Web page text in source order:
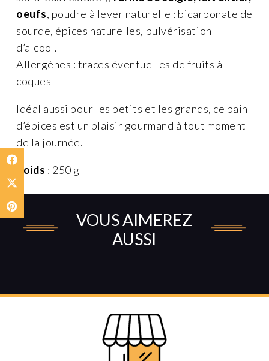
oeufs, poudre à lever naturelle : bicarbonate de
sourde, épices naturelles, pulvérisation
d’alcool.
Allergènes : traces éventuelles de fruits à
coques
Idéal aussi pour les petits et les grands, ce pain
d’épices est un plaisir gourmand à tout moment
de la journée.
Poids : 250 g
VOUS AIMEREZ
AUSSI
SAVON AU MIEL DES GARRIGUES
€